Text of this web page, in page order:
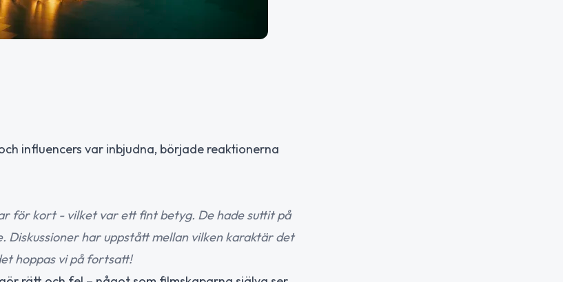
influencers var inbjudna, började reaktionerna
för kort - vilket var ett fint betyg. De hade suttit på
Diskussioner har uppstått mellan vilken karaktär det
hoppas vi på fortsatt!